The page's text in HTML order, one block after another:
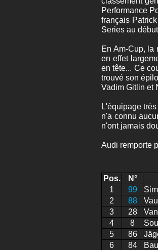
Performance
français
Series au
En Am-Cup, la
en effet
en tête... Ce
trouvé son
Vadim Gitlin et
L'équipage
n'a connu
n'ont jamais
Audi remporte
Pos. N°
1
99
2
88
3
28
4
8
5
86
6
84